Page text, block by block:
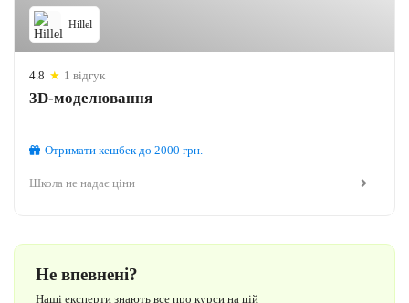
Hillel
4.8 ★ 1 відгук
3D-моделювання
Отримати кешбекдо 2000 грн.
Школа не надає ціни
Не впевнені?
Наші експерти знають все про курси на цій